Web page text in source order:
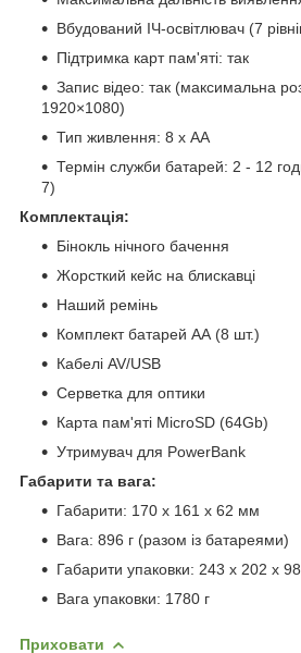
Вбудований ІЧ-освітлювач (7
Підтримка карт пам'яті: так
Запис відео: так (максимальна
1920×1080)
Тип живлення: 8 x АА
Термін служби батарей: 2 - 12
7)
Комплектація:
Бінокль нічного бачення
Жорсткий кейс на блискавці
Наший ремінь
Комплект батарей АА (8 шт.)
Кабелі AV/USB
Серветка для оптики
Карта пам'яті MicroSD (64Gb)
Утримувач для PowerBank
Габарити та вага:
Габарити: 170 x 161 x 62 мм
Вага: 896 г (разом із батареями)
Габарити упаковки: 243 x 202 x
Вага упаковки: 1780 г
Приховати